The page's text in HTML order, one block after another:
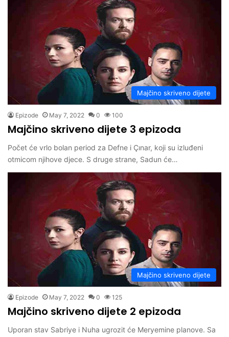
Majčino skriveno dijete
Epizode May 7, 2022 0 100
Majčino skriveno dijete 3 epizoda
Počet će vrlo bolan period za Defne i Çınar, koji su izluđeni
otmicom njihove djece. S druge strane, Sadun će…
Majčino skriveno dijete
Epizode May 7, 2022 0 125
Majčino skriveno dijete 2 epizoda
Uporan stav Sabriye i Nuha ugrozit će Meryemine planove. Sa